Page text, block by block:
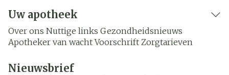
Uw apotheek
Over ons Nuttige links Gezondheidsnieuws
Apotheker van wacht Voorschrift Zorgtarieven
Nieuwsbrief